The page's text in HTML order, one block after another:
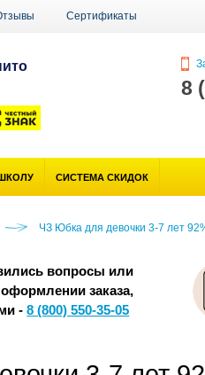
Сертификаты
8
СИСТЕМА СКИДОК
ЧЗ Юбка для девочки 3-7 лет
вопросы или
заказа,
-8 (800) 550-35-05